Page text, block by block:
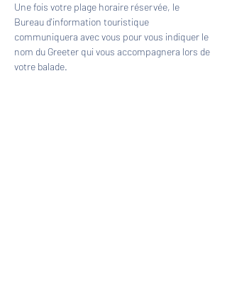
Une fois votre plage horaire réservée, le
Bureau d'information touristique
communiquera avec vous pour vous indiquer le
nom du Greeter qui vous accompagnera lors de
votre balade.